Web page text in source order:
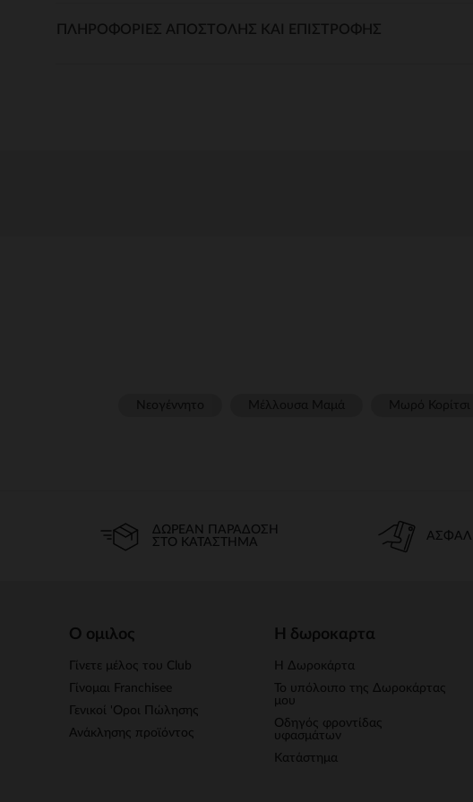
ΠΛΗΡΟΦΟΡΊΕΣ ΑΠΟΣΤΟΛΉΣ ΚΑΙ ΕΠΙΣΤΡΟΦΉΣ
ΔΩΡΕΆΝ ΠΑΡΆΔΟΣΗ
ΣΤΟ ΚΑΤΆΣΤΗΜΑ
Ο ομιλος
Γίνετε μέλος του Club
Γίνομαι Franchisee
Γενικοί 'Οροι Πώλησης
Ανάκλησης προϊόντος
Η δωροκαρτα
Η Δωροκάρτα
Το υπόλοιπο της Δωροκάρτας
μου
Οδηγός φροντίδας
υφασμάτων
Κατάστημα